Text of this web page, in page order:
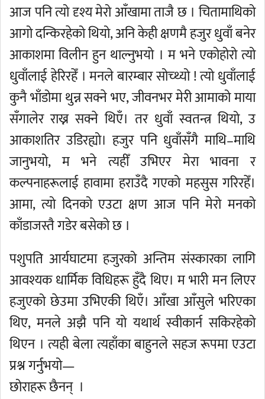
आज पनि त्यो दृश्य मेरो आँखामा ताजै छ । चितामाथिको
आगो दन्किरहेको थियो, अनि केही क्षणमै हजुर धुवाँ बनेर
आकाशमा विलीन हुन थाल्नुभयो । म भने एकोहोरो त्यो
धुवाँलाई हेरिरहेँ । मनले बारम्बार सोच्थ्यो ! त्यो धुवाँलाई
कुनै भाँडोमा थुन्न सक्ने भए, जीवनभर मेरी आमाको माया
सँगालेर राख्न सक्ने थिएँ। तर धुवाँ स्वतन्त्र थियो, उ
आकाशतिर उडिरह्यो। हजुर पनि धुवाँसँगै माथि–माथि
जानुभयो, म भने त्यहीँ उभिएर मेरा भावना र
कल्पनाहरूलाई हावामा हराउँदै गएको महसुस गरिरहेँ।
आमा, त्यो दिनको एउटा क्षण आज पनि मेरो मनको
काँडाजस्तै गडेर बसेको छ ।
पशुपति आर्यघाटमा हजुरको अन्तिम संस्कारका लागि
आवश्यक धार्मिक विधिहरू हुँदै थिए। म भारी मन लिएर
हजुएको छेउमा उभिएकी थिएँ। आँखा आँसुले भरिएका
थिए, मनले अझै पनि यो यथार्थ स्वीकार्न सकिरहेको
थिएन । त्यही बेला त्यहाँका बाहुनले सहज रूपमा एउटा
प्रश्न गर्नुभयो—
छोराहरू छैनन् ।